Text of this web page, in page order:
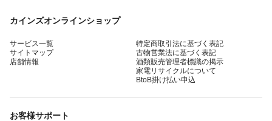
カインズオンラインショップ
サービス一覧
サイトマップ
店舗情報
特定商取引法に基づく表記
古物営業法に基づく表記
酒類販売管理者標識の掲示
家電リサイクルについて
BtoB掛け払い申込
お客様サポート